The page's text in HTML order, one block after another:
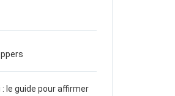
le guide pour affirmer